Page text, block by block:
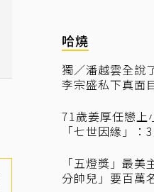
哈燒
獨／潘越雲全說
李宗盛私下真面
71歲姜厚任戀
「七世因緣」
「五燈獎」最
分帥兒」要百萬